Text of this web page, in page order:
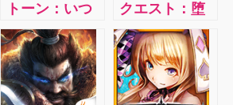
トーン：いつ
でもどこでも
遊べるリアル
タイムパーテ
ィプレイ！
クエスト：堕
落した女神た
ちを救い出す
主人公は君！
壮大なストー